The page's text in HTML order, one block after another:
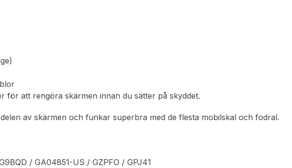
för att rengöra skärmen innan du sätter på skyddet.
av skärmen och funkar superbra med de flesta mobilskal och fodral.
/ GA04851-US / GZPFO / GPJ41